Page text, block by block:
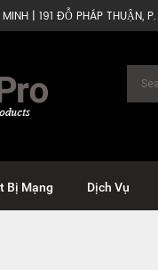
| 191 ĐỖ PHÁP THUẬN,
Bị Mạng Dịch Vụ